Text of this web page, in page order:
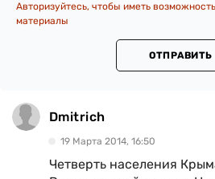
Авторизуйтесь, чтобы иметь
материалы
ОТПРАВИТЬ
Dmitrich
19 Марта 2014, 16:50
Четверть населения